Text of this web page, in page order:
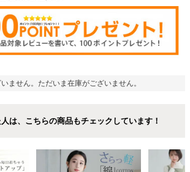
ません。ただいま在庫がございません。
は、こちらの商品もチェックしています！